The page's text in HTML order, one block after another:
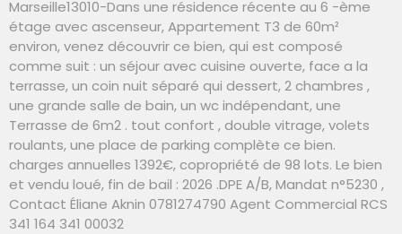
Marseille13010-Dans une résidence récente au 6 -ème
étage avec ascenseur, Appartement T3 de 60m²
environ, venez découvrir ce bien, qui est composé
comme suit : un séjour avec cuisine ouverte, face a la
terrasse, un coin nuit séparé qui dessert, 2 chambres ,
une grande salle de bain, un wc indépendant, une
Terrasse de 6m2 . tout confort , double vitrage, volets
roulants, une place de parking complète ce bien.
charges annuelles 1392€, copropriété de 98 lots. Le bien
et vendu loué, fin de bail : 2026 .DPE A/B, Mandat n°5230 ,
Contact Éliane Aknin 0781274790 Agent Commercial RCS
341 164 341 00032